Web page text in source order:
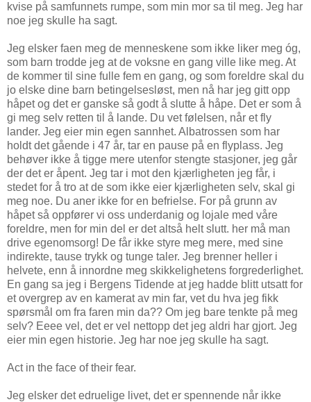
kvise på samfunnets rumpe, som min mor sa til meg. Jeg har
noe jeg skulle ha sagt.
Jeg elsker faen meg de menneskene som ikke liker meg óg,
som barn trodde jeg at de voksne en gang ville like meg. At
de kommer til sine fulle fem en gang, og som foreldre skal du
jo elske dine barn betingelsesløst, men nå har jeg gitt opp
håpet og det er ganske så godt å slutte å håpe. Det er som å
gi meg selv retten til å lande. Du vet følelsen, når et fly
lander. Jeg eier min egen sannhet. Albatrossen som har
holdt det gående i 47 år, tar en pause på en flyplass. Jeg
behøver ikke å tigge mere utenfor stengte stasjoner, jeg går
der det er åpent. Jeg tar i mot den kjærligheten jeg får, i
stedet for å tro at de som ikke eier kjærligheten selv, skal gi
meg noe. Du aner ikke for en befrielse. For på grunn av
håpet så oppfører vi oss underdanig og lojale med våre
foreldre, men for min del er det altså helt slutt. her må man
drive egenomsorg! De får ikke styre meg mere, med sine
indirekte, tause trykk og tunge taler. Jeg brenner heller i
helvete, enn å innordne meg skikkelighetens forgrederlighet.
En gang sa jeg i Bergens Tidende at jeg hadde blitt utsatt for
et overgrep av en kamerat av min far, vet du hva jeg fikk
spørsmål om fra faren min da?? Om jeg bare tenkte på meg
selv? Eeee vel, det er vel nettopp det jeg aldri har gjort. Jeg
eier min egen historie. Jeg har noe jeg skulle ha sagt.
Act in the face of their fear.
Jeg elsker det edruelige livet, det er spennende når ikke